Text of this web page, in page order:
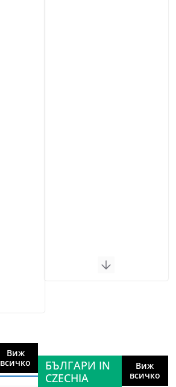
Виж
всичко
БЪЛГАРИ IN
CZECHIA
Виж
всичко